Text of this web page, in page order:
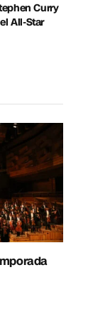
Curry
All-Star